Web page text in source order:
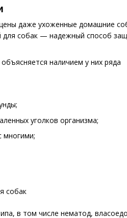
даже ухоженные домашние
для собак — надежный способ
наличием у них ряда
уголков организма;
многими;
в том числе нематод,